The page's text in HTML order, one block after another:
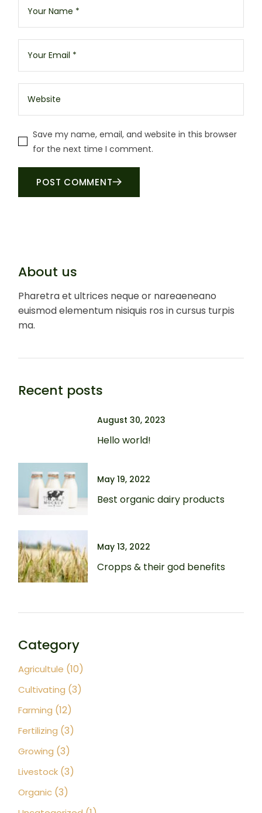
Save my name, email, and website in this browser
for the next time I comment.
POST COMMENT
About us
Pharetra et ultrices neque or nareaeneano
euismod elementum nisiquis ros in cursus turpis
ma.
Recent posts
August 30, 2023
Hello world!
May 19, 2022
Best organic dairy products
May 13, 2022
Cropps & their god benefits
Category
Agricultule (10)
Cultivating (3)
Farming (12)
Fertilizing (3)
Growing (3)
Livestock (3)
Organic (3)